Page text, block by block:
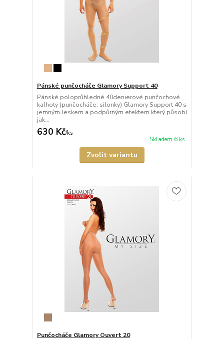
Pánské punčocháče Glamory Support 40
Pánské poloprůhledné 40denierové punčochové
kalhoty (punčocháče, silonky) Glamory Support 40 s
jemným leskem a podpůrným efektem který působí
jak...
630 Kč/ks
Skladem 6 ks
Zvolit variantu
Punčocháče Glamory Ouvert 20